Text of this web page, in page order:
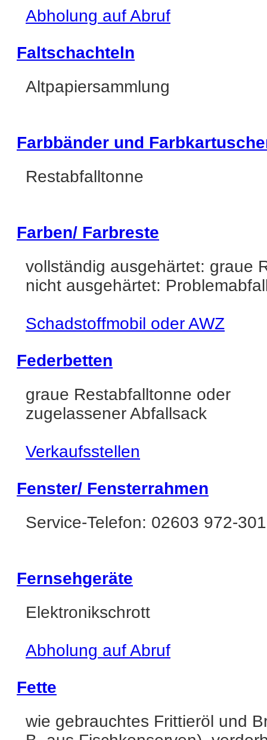
Abholung auf Abruf
Faltschachteln
Altpapiersammlung
Farbbänder und
Restabfalltonne
Farben/ Farbreste
vollständig ausgehärtet: graue
nicht ausgehärtet:
Schadstoffmobil oder AWZ
Federbetten
graue Restabfalltonne oder
zugelassener Abfallsack
Verkaufsstellen
Fenster/ Fensterrahmen
Service-Telefon: 02603 972-301
Fernsehgeräte
Elektronikschrott
Abholung auf Abruf
Fette
wie gebrauchtes Frittieröl und